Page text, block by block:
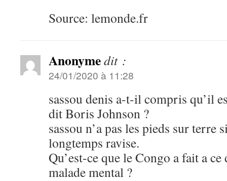
Source: lemonde.fr
Anonymedit :
24/01/2020 à 11:28
sassou denis a-t-il compris qu’il
dit Boris Johnson ?
sassou n’a pas les pieds sur terre
longtemps ravise.
Qu’est-ce que le Congo a fait a
malade mental ?